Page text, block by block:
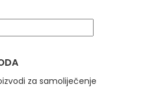
za samoliječenje